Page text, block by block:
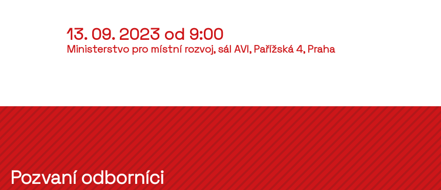
13. 09. 2023 od 9:00
Ministerstvo pro místní rozvoj, sál AVI, Pařížská 4, Praha
Pozvaní odborníci